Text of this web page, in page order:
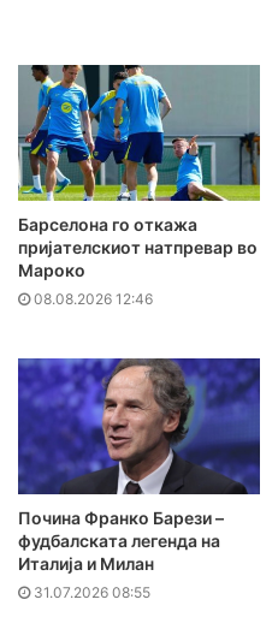
Барселона го откажа
пријателскиот натпревар во
Мароко
08.08.2026 12:46
Почина Франко Барези –
фудбалската легенда на
Италија и Милан
31.07.2026 08:55